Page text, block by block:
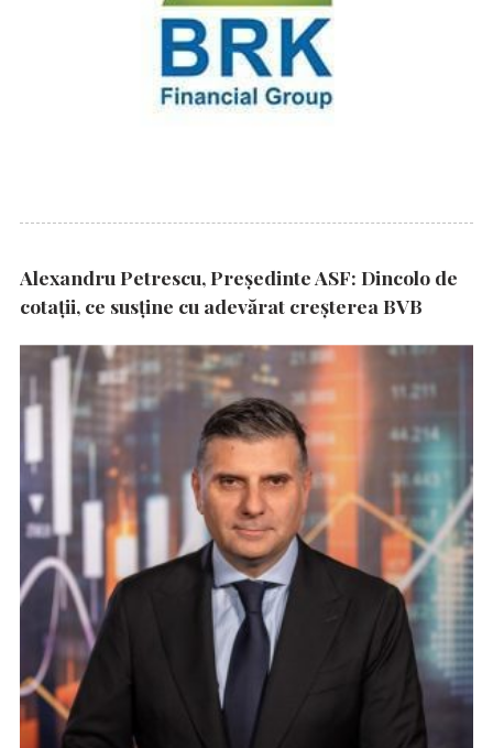
Alexandru Petrescu, Președinte ASF: Dincolo de
cotații, ce susține cu adevărat creșterea BVB